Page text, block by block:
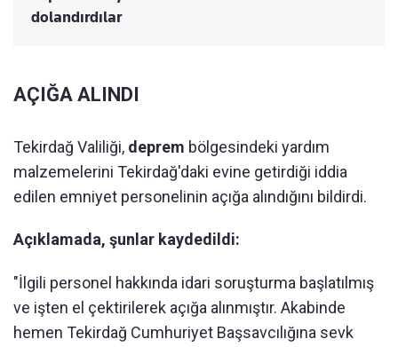
dolandırdılar
AÇIĞA ALINDI
Tekirdağ Valiliği, deprem bölgesindeki yardım
malzemelerini Tekirdağ'daki evine getirdiği iddia
edilen emniyet personelinin açığa alındığını bildirdi.
Açıklamada, şunlar kaydedildi:
"İlgili personel hakkında idari soruşturma başlatılmış
ve işten el çektirilerek açığa alınmıştır. Akabinde
hemen Tekirdağ Cumhuriyet Başsavcılığına sevk